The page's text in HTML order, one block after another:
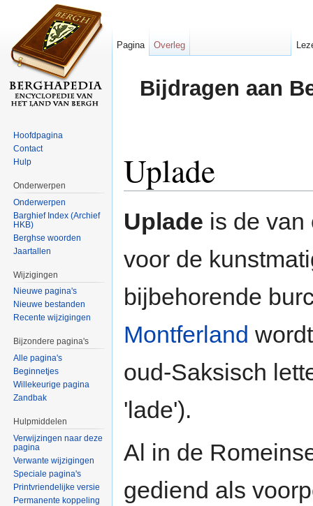
Bijdragen aan
Uplade
Uplade is de
voor de
bijbehorende
Montferland
oud-Saksisch
'lade').
Al in de
gediend als
Pagina Overleg
Hoofdpagina
Contact
Hulp
Onderwerpen
Onderwerpen
Barghief Index (Archief
HKB)
Berghse woorden
Jaartallen
Wijzigingen
Nieuwe pagina's
Nieuwe bestanden
Recente wijzigingen
Bijzondere pagina's
Alle pagina's
Beginnetjes
Willekeurige pagina
Zandbak
Hulpmiddelen
Verwijzingen naar deze
pagina
Verwante wijzigingen
Speciale pagina's
Printvriendelijke versie
Permanente koppeling